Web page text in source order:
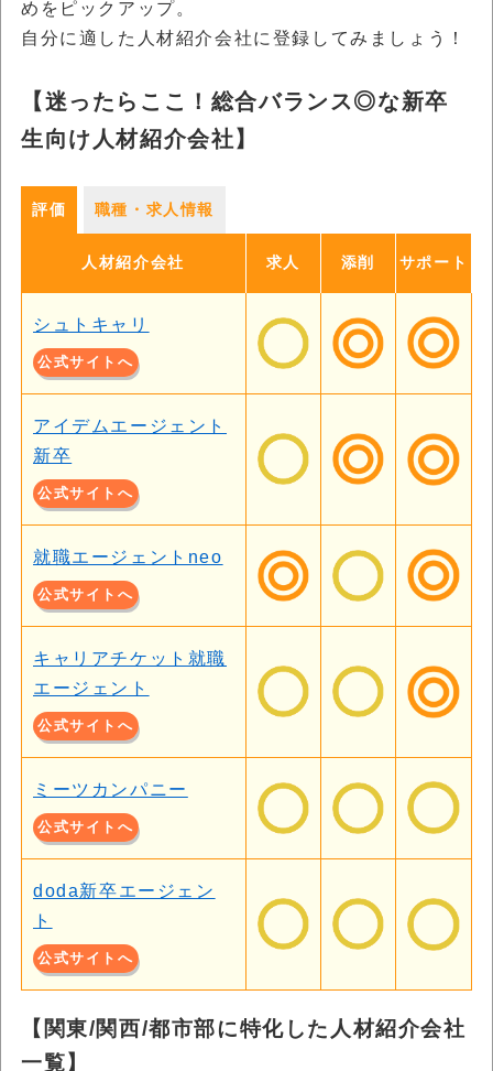
めをピックアップ。
自分に適した人材紹介会社に登録してみましょう！
【迷ったらここ！総合バランス◎な新卒
生向け人材紹介会社】
評価 職種・求人情報
人材紹介会社 求人 添削 サポート
シュトキャリ
公式サイトへ
アイデムエージェント
新卒
公式サイトへ
就職エージェントneo
公式サイトへ
キャリアチケット就職
エージェント
公式サイトへ
ミーツカンパニー
公式サイトへ
doda新卒エージェン
ト
公式サイトへ
【関東/関西/都市部に特化した人材紹介会社
一覧】